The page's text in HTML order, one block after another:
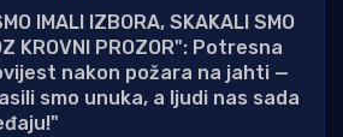
IMALI IZBORA, SKAKALI SMO
KROVNI PROZOR": Potresna
nakon požara na jahti —
smo unuka, a ljudi nas sada